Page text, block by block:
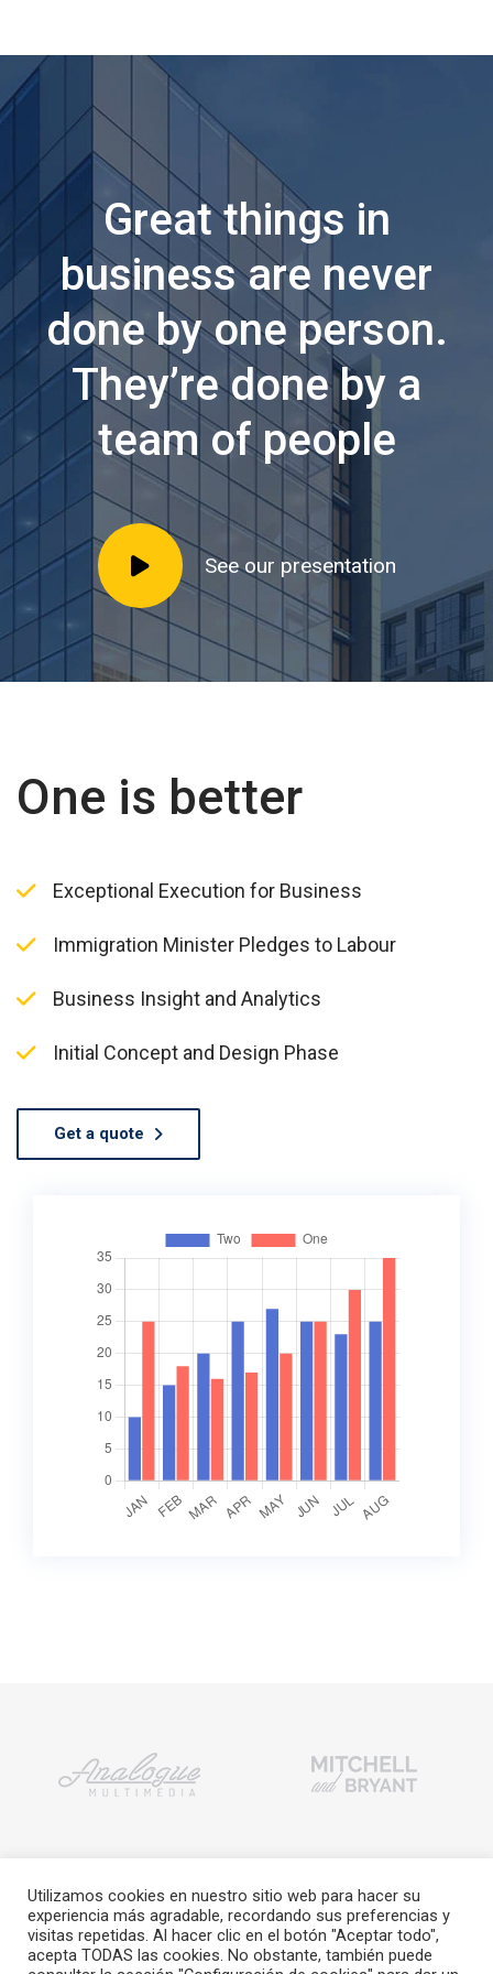
Great things in
business are never
done by one person.
They’re done by a
team of people
See our presentation
One is better
Exceptional Execution for Business
Immigration Minister Pledges to Labour
Business Insight and Analytics
Initial Concept and Design Phase
Get a quote
Utilizamos cookies en nuestro sitio web para hacer su
experiencia más agradable, recordando sus preferencias y
visitas repetidas. Al hacer clic en el botón "Aceptar todo",
acepta TODAS las cookies. No obstante, también puede